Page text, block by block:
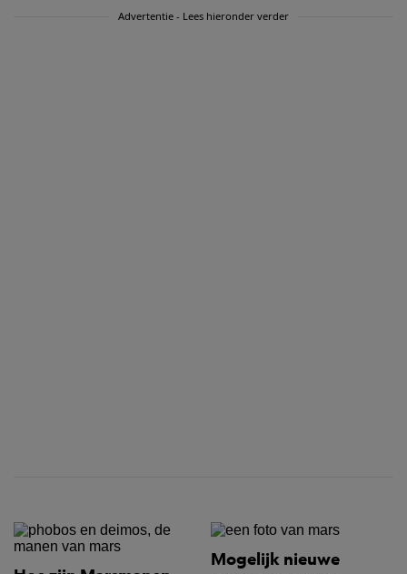
Advertentie - Lees hieronder verder
Mogelijk nieuwe